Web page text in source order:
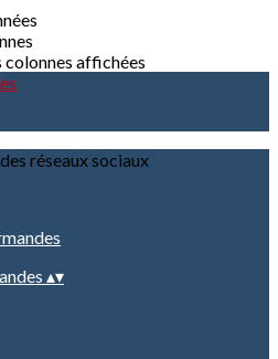
affichées
réseaux sociaux
▴▾